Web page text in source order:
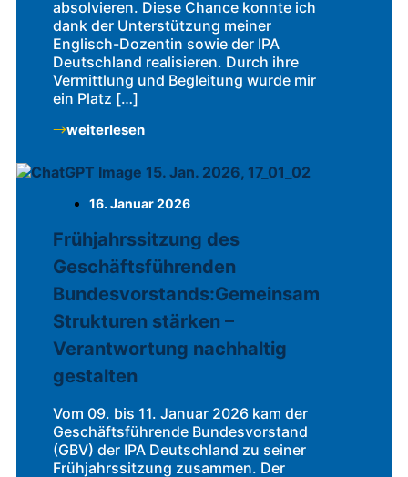
absolvieren. Diese Chance konnte ich
dank der Unterstützung meiner
Englisch-Dozentin sowie der IPA
Deutschland realisieren. Durch ihre
Vermittlung und Begleitung wurde mir
ein Platz […]
weiterlesen
16. Januar 2026
Frühjahrssitzung des
Geschäftsführenden
Bundesvorstands:Gemeinsam
Strukturen stärken –
Verantwortung nachhaltig
gestalten
Vom 09. bis 11. Januar 2026 kam der
Geschäftsführende Bundesvorstand
(GBV) der IPA Deutschland zu seiner
Frühjahrssitzung zusammen. Der